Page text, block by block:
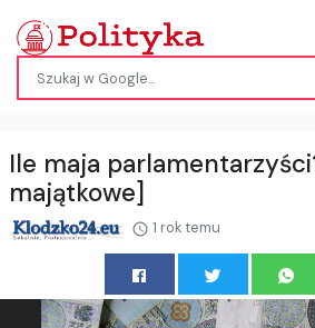
Ile maja
majątkowe]
1 rok temu